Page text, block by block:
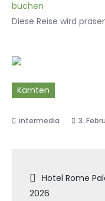
Diese Reise wird
Kärnten
3.
Hotel Rome
2026